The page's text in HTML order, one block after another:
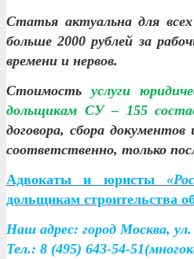
Статья актуальна для
больше 2000 рублей за
времени и нервов.
Стоимость услуги
дольщикам СУ – 155
договора, сбора
соответственно, только
Адвокаты и юристы
дольщикам строительства
Наш адрес: город Москва,
Тел.: 8 (495) 643-54-